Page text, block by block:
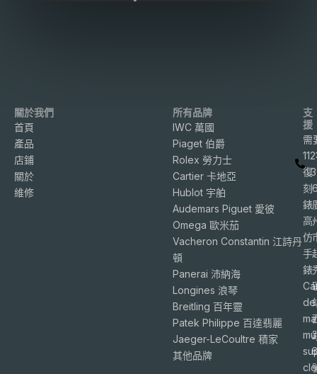
關於我們
首頁
產品
店鋪
關於
維修
所有品牌
IWC 萬國
Piaget 伯爵
Rolex 勞力士
Cartier 卡地亞
Hublot 宇舶
Audemars Piguet 愛彼
Omega 歐米茄
Vacheron Constantin 江詩丹
頓
Panerai 沛納海
Longines 浪琴
Breitling 百年靈
Patek Philippe 百達翡麗
Jaeger-LeCoultre 積家
其他品牌
支
援
需
復
刻
錶
高
仿
手
錶
de